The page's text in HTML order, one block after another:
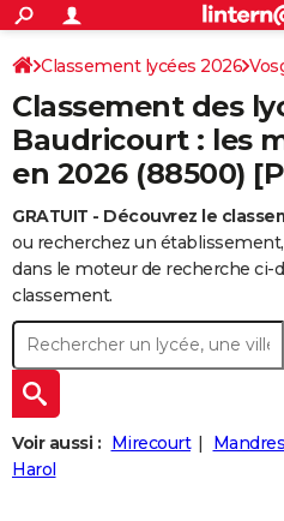
ACTUALITÉS
Politique
Société
Faits Divers
Education
Monde
Villes
+
SPORT
Coupe du monde 2026
Football
Tennis
Cyclisme
Rugby
Forum
CULTURE
Programme TV
TNT
Streaming
Cinéma
Sorties cinéma
Musique
+
FINANCE
Retraite
Impôts
Epargne
Immobilier
Risques naturels par ville
Banque
Assurance
Crédit
AUTO
Essais
Réserver un essai
Citadines
Berlines
SUV
Forum auto
+
HIGH-TECH
BRICOLAGE
Forum
Aménagement intérieur
Extérieur
Cuisine
Salle de bains
Jardinage
Rangement
+WEEK-END
Guides de France
Escapades
Patrimoine
Expositions
Musées
Week-end nature
+
LIFESTYLE
Art de vivre
Bien-être
Loisirs
Mode
Modes de vie
+SANTE
Classement lycées 2026
Classement des
Baudricourt : les
en 2026 (88500)
GRATUIT - Découvrez le
ou recherchez un
dans le moteur de recherche ci-
classement.
Voir aussi : Mirecourt
Harol